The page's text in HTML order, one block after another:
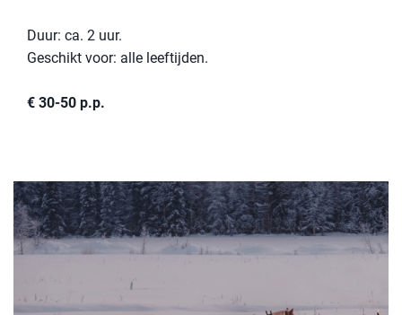
Duur: ca. 2 uur.
Geschikt voor: alle leeftijden.
€ 30-50 p.p.